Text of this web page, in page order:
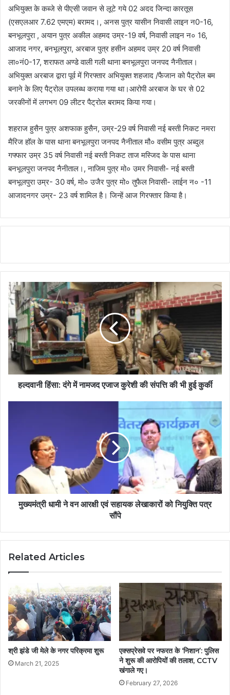
अभियुक्त के कब्जे से पीएसी जवान से लूटे गये 02 अदद जिन्दा कारतूस
(एसएलआर 7.62 एमएम) बरामद।, अनस पुत्र यासीन निवासी लाइन न0-16,
बनभूलपुरा , अयान पुत्र अकील अहमद उम्र-19 वर्ष, निवासी लाइन न० 16,
आजाद नगर, बनभूलपुरा, अरबाज पुत्र हसीन अहमद उम्र 20 वर्ष निवासी
ला०नं0-17, शराफत अण्डे वाली गली थाना बनभूलपुरा जनपद नैनीताल।
अभियुक्त अरबाज द्वारा पूर्व में गिरफ्तार अभियुक्त शहजाद /फैजान को पैट्रोल बम
बनाने के लिए पैट्रोल उपलब्ध कराया गया था।आरोपी अरबाज के घर से 02
जरकीनों में लगभग 09 लीटर पैट्रोल बरामद किया गया।
शहराज हुसैन पुत्र अशफाक हुसैन, उम्र-29 वर्ष निवासी नई बस्ती निकट नमरा
मैरिज हॉल के पास थाना बनभूलपुरा जनपद नैनीताल मौ० वसीम पुत्र अब्दुल
गफ्फार उम्र 35 वर्ष निवासी नई बस्ती निकट ताज मस्जिद के पास थाना
बनभूलपुरा जनपद नैनीताल।, नाजिम पुत्र मो० उमर निवासी- नई बस्ती
बनभूलपुरा उम्र- 30 वर्ष, मो० उजैर पुत्र मो० तुफैल निवासी- लाईन न० -11
आजादनगर उम्र- 23 वर्ष शामिल है। जिन्हें आज गिरफ्तार किया है।
हल्दवानी हिंसा: दंगे में नामजद एजाज कुरेशी की संपत्ति की भी हुई कुर्की
मुख्यमंत्री धामी ने वन आरक्षी एवं सहायक लेखाकारों को नियुक्ति पत्र
सौंपे
Related Articles
श्री झंडे जी मेले के नगर परिक्रमा शुरू
March 21, 2025
एक्सप्रेसवे पर नफरत के ‘निशान’: पुलिस
ने शुरू की आरोपियों की तलाश, CCTV
खंगाले गए।
February 27, 2026